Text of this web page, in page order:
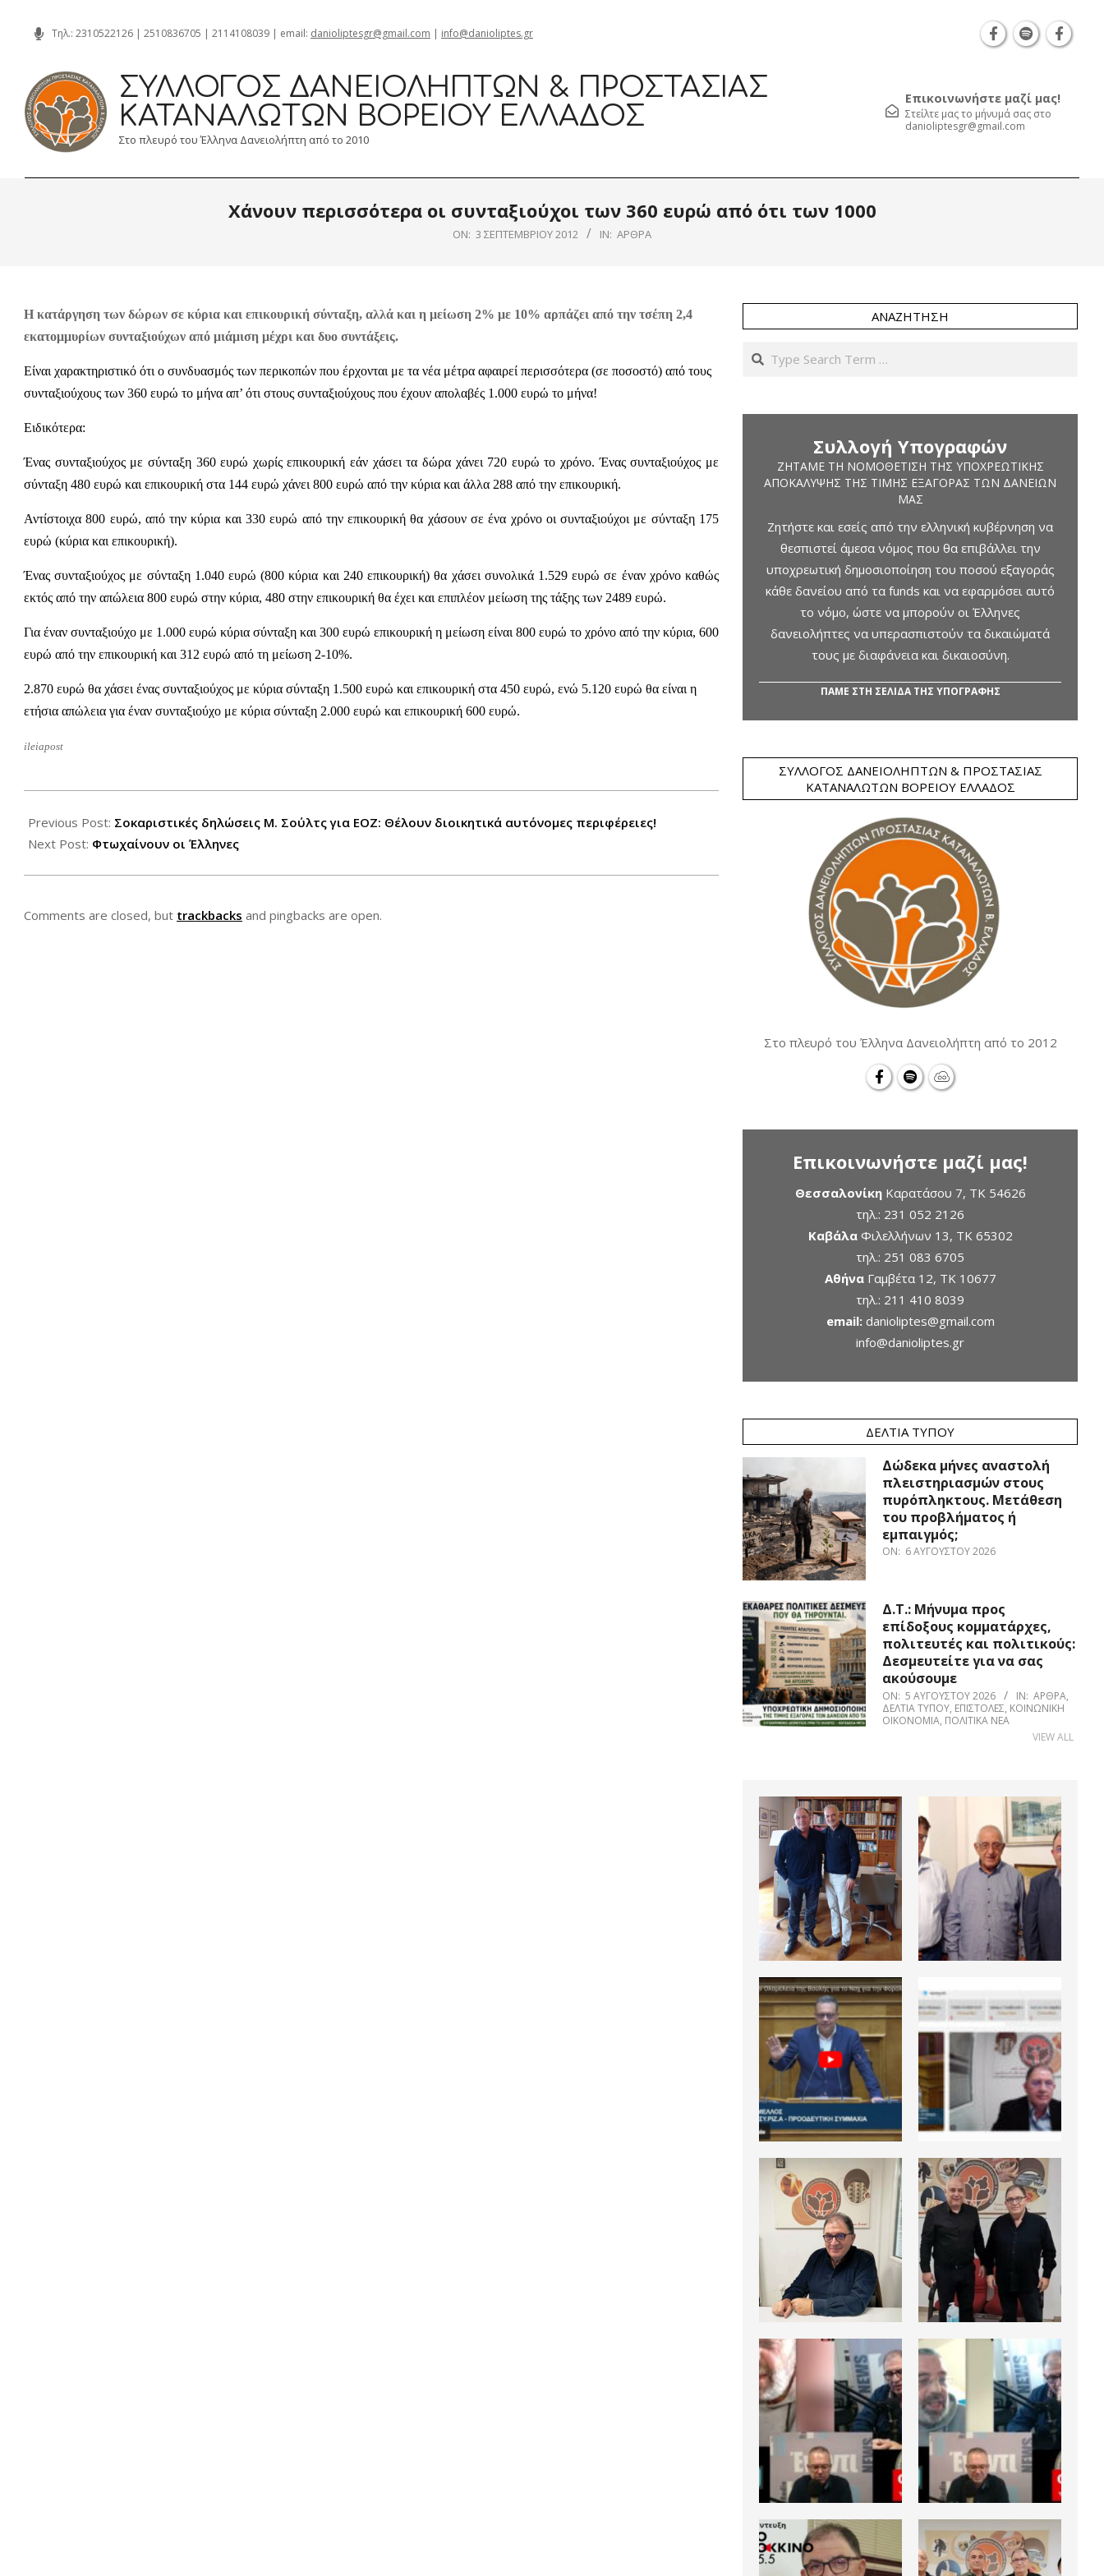
content
Τηλ.: 2310522126 | 2510836705 | 2114108039 | email: danioliptesgr@gmail.com | info@danioliptes.gr
ΣΎΛΛΟΓΟΣ ΔΑΝΕΙΟΛΗΠΤΏΝ & ΠΡΟΣΤΑΣΊΑΣ
ΚΑΤΑΝΑΛΩΤΏΝ ΒΟΡΕΊΟΥ ΕΛΛΆΔΟΣ
Στο πλευρό του Έλληνα Δανειολήπτη από το 2010
Επικοινωνήστε μαζί μας!
Στείλτε μας το μήνυμά σας στο
danioliptesgr@gmail.com
Χάνουν περισσότερα οι συνταξιούχοι των 360 ευρώ από ότι των 1000
ON: 3 ΣΕΠΤΕΜΒΡΊΟΥ 2012 IN: ΆΡΘΡΑ
Η κατάργηση των δώρων σε κύρια και επικουρική σύνταξη, αλλά και η μείωση 2% με 10% αρπάζει από την τσέπη 2,4
εκατομμυρίων συνταξιούχων από μιάμιση μέχρι και δυο συντάξεις.
Είναι χαρακτηριστικό ότι ο συνδυασμός των περικοπών που έρχονται με τα νέα μέτρα αφαιρεί περισσότερα (σε ποσοστό) από τους
συνταξιούχους των 360 ευρώ το μήνα απ’ ότι στους συνταξιούχους που έχουν απολαβές 1.000 ευρώ το μήνα!
Ειδικότερα:
Ένας συνταξιούχος με σύνταξη 360 ευρώ χωρίς επικουρική εάν χάσει τα δώρα χάνει 720 ευρώ το χρόνο. Ένας συνταξιούχος με
σύνταξη 480 ευρώ και επικουρική στα 144 ευρώ χάνει 800 ευρώ από την κύρια και άλλα 288 από την επικουρική.
Αντίστοιχα 800 ευρώ, από την κύρια και 330 ευρώ από την επικουρική θα χάσουν σε ένα χρόνο οι συνταξιούχοι με σύνταξη 175
ευρώ (κύρια και επικουρική).
Ένας συνταξιούχος με σύνταξη 1.040 ευρώ (800 κύρια και 240 επικουρική) θα χάσει συνολικά 1.529 ευρώ σε έναν χρόνο καθώς
εκτός από την απώλεια 800 ευρώ στην κύρια, 480 στην επικουρική θα έχει και επιπλέον μείωση της τάξης των 2489 ευρώ.
Για έναν συνταξιούχο με 1.000 ευρώ κύρια σύνταξη και 300 ευρώ επικουρική η μείωση είναι 800 ευρώ το χρόνο από την κύρια, 600
ευρώ από την επικουρική και 312 ευρώ από τη μείωση 2-10%.
2.870 ευρώ θα χάσει ένας συνταξιούχος με κύρια σύνταξη 1.500 ευρώ και επικουρική στα 450 ευρώ, ενώ 5.120 ευρώ θα είναι η
ετήσια απώλεια για έναν συνταξιούχο με κύρια σύνταξη 2.000 ευρώ και επικουρική 600 ευρώ.
ileiapost
09-
03
Previous Post: Σοκαριστικές δηλώσεις Μ. Σούλτς για ΕΟΖ: Θέλουν διοικητικά αυτόνομες περιφέρειες!
Next Post: Φτωχαίνουν οι Έλληνες
Comments are closed, but trackbacks and pingbacks are open.
ΑΝΑΖΉΤΗΣΗ
Search
Συλλογή Υπογραφών
ΖΗΤΆΜΕ ΤΗ ΝΟΜΟΘΈΤΙΣΗ ΤΗΣ ΥΠΟΧΡΕΩΤΙΚΉΣ
ΑΠΟΚΆΛΥΨΗΣ ΤΗΣ ΤΙΜΉΣ ΕΞΑΓΟΡΆΣ ΤΩΝ ΔΑΝΕΊΩΝ
ΜΑΣ
Ζητήστε και εσείς από την ελληνική κυβέρνηση να
θεσπιστεί άμεσα νόμος που θα επιβάλλει την
υποχρεωτική δημοσιοποίηση του ποσού εξαγοράς
κάθε δανείου από τα funds και να εφαρμόσει αυτό
το νόμο, ώστε να μπορούν οι Έλληνες
δανειολήπτες να υπερασπιστούν τα δικαιώματά
τους με διαφάνεια και δικαιοσύνη.
ΠΑΜΕ ΣΤΗ ΣΕΛΙΔΑ ΤΗΣ ΥΠΟΓΡΑΦΗΣ
ΣΎΛΛΟΓΟΣ ΔΑΝΕΙΟΛΗΠΤΏΝ & ΠΡΟΣΤΑΣΊΑΣ
ΚΑΤΑΝΑΛΩΤΏΝ ΒΟΡΕΊΟΥ ΕΛΛΆΔΟΣ
Στο πλευρό του Έλληνα Δανειολήπτη από το 2012
Επικοινωνήστε μαζί μας!
ΘεσσαλονίκηΚαρατάσου 7, TK 54626
τηλ.: 231 052 2126
ΚαβάλαΦιλελλήνων 13, ΤΚ 65302
τηλ.: 251 083 6705
ΑθήναΓαμβέτα 12, ΤΚ 10677
τηλ.: 211 410 8039
email: danioliptes@gmail.com
info@danioliptes.gr
ΔΕΛΤΊΑ ΤΎΠΟΥ
Δώδεκα μήνες αναστολή
πλειστηριασμών στους
πυρόπληκτους. Μετάθεση
του προβλήματος ή
εμπαιγμός;
ON: 6 ΑΥΓΟΎΣΤΟΥ 2026
Δ.Τ.: Μήνυμα προς
επίδοξους κομματάρχες,
πολιτευτές και πολιτικούς:
Δεσμευτείτε για να σας
ακούσουμε
ON: 5 ΑΥΓΟΎΣΤΟΥ 2026 IN: ΆΡΘΡΑ,
ΔΕΛΤΊΑ ΤΎΠΟΥ, ΕΠΙΣΤΟΛΈΣ, ΚΟΙΝΩΝΙΚΉ
ΟΙΚΟΝΟΜΊΑ, ΠΟΛΙΤΙΚΆ ΝΈΑ
VIEW ALL